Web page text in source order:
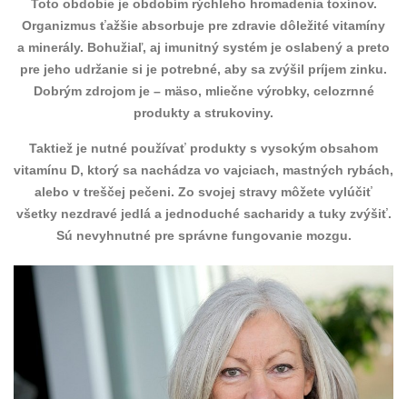
Toto obdobie je obdobím rýchleho hromadenia toxínov.
Organizmus ťažšie absorbuje pre zdravie dôležité vitamíny
a minerály. Bohužiaľ, aj imunitný systém je oslabený a preto
pre jeho udržanie si je potrebné, aby sa zvýšil príjem zinku.
Dobrým zdrojom je – mäso, mliečne výrobky, celozrnné
produkty a strukoviny.
Taktiež je nutné používať produkty s vysokým obsahom
vitamínu D, ktorý sa nachádza vo vajciach, mastných rybách,
alebo v treščej pečeni. Zo svojej stravy môžete vylúčiť
všetky nezdravé jedlá a jednoduché sacharidy a tuky zvýšiť.
Sú nevyhnutné pre správne fungovanie mozgu.